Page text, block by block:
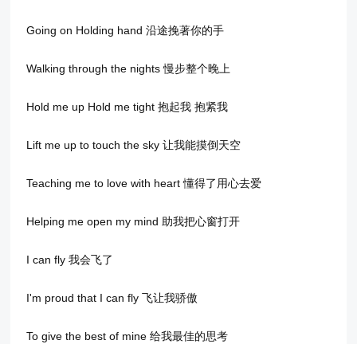
Going on Holding hand 沿途挽著你的手
Walking through the nights 慢步整个晚上
Hold me up Hold me tight 抱起我 抱紧我
Lift me up to touch the sky 让我能摸倒天空
Teaching me to love with heart 懂得了用心去爱
Helping me open my mind 助我把心窗打开
I can fly 我会飞了
I'm proud that I can fly 飞让我骄傲
To give the best of mine 给我最佳的思考